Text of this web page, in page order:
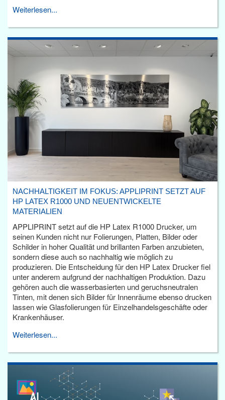
Weiterlesen...
NACHHALTIGKEIT IM FOKUS: APPLIPRINT SETZT AUF
HP LATEX R1000 UND NEUENTWICKELTE
MATERIALIEN
APPLIPRINT setzt auf die HP Latex R1000 Drucker, um
seinen Kunden nicht nur Folierungen, Platten, Bilder oder
Schilder in hoher Qualität und brillanten Farben anzubieten,
sondern diese auch so nachhaltig wie möglich zu
produzieren. Die Entscheidung für den HP Latex Drucker fiel
unter anderem aufgrund der nachhaltigen Produktion. Dazu
gehören auch die wasserbasierten und geruchsneutralen
Tinten, mit denen sich Bilder für Innenräume ebenso drucken
lassen wie Glasfolierungen für Einzelhandelsgeschäfte oder
Krankenhäuser.
Weiterlesen...